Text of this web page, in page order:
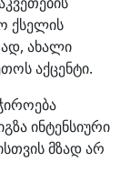
ქსელის
ახალი
აქცენტი.
ინტენსიური
მზად არ